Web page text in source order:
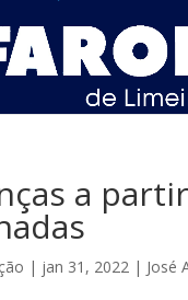
a
| jan 31, 2022 | José